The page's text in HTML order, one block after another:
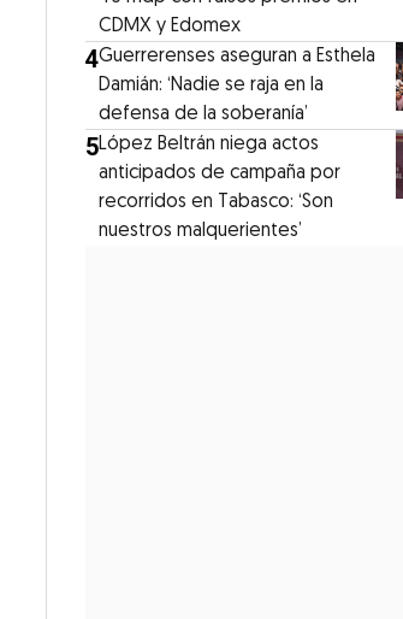
CDMX y Edomex
4Guerrerenses aseguran a Esthela
Damián: ‘Nadie se raja en la
defensa de la soberanía’
5López Beltrán niega actos
anticipados de campaña por
recorridos en Tabasco: ‘Son
nuestros malquerientes’